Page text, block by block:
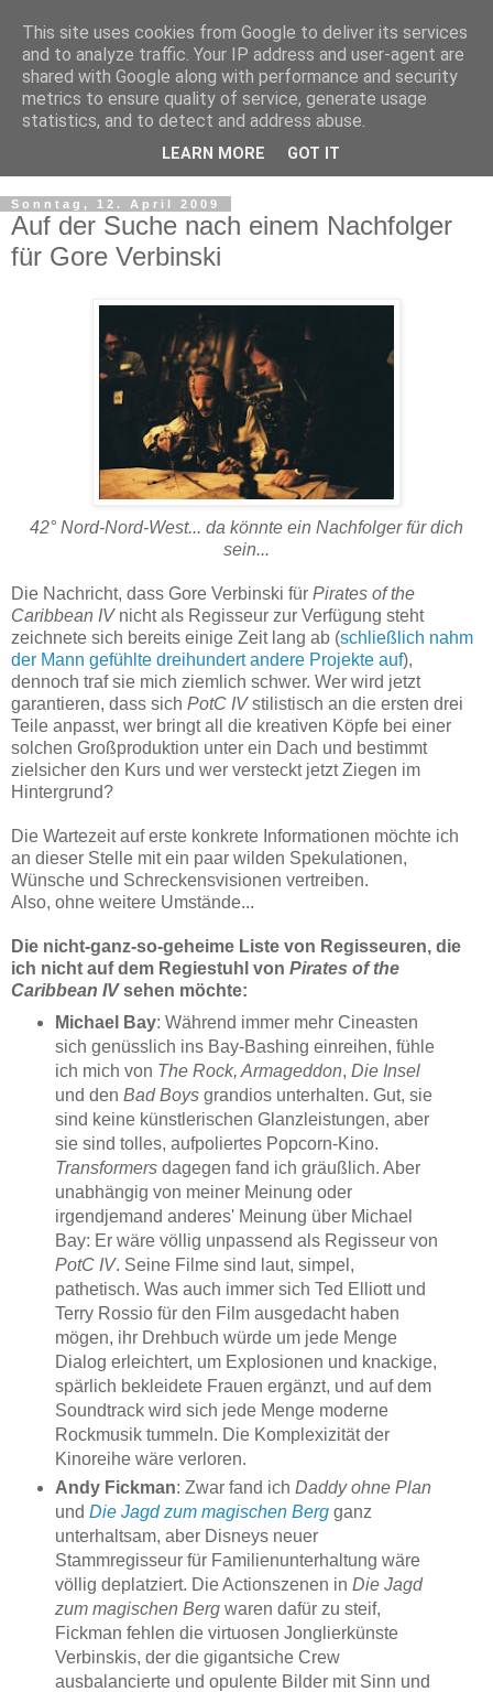
Sonntag, 12. April 2009
Auf der Suche nach einem Nachfolger
für Gore Verbinski
42° Nord-Nord-West... da könnte ein Nachfolger für dich
sein...
Die Nachricht, dass Gore Verbinski für Pirates of the
Caribbean IVnicht als Regisseur zur Verfügung steht
zeichnete sich bereits einige Zeit lang ab (schließlich nahm
der Mann gefühlte dreihundert andere Projekte auf),
dennoch traf sie mich ziemlich schwer. Wer wird jetzt
garantieren, dass sich PotC IVstilistisch an die ersten drei
Teile anpasst, wer bringt all die kreativen Köpfe bei einer
solchen Großproduktion unter ein Dach und bestimmt
zielsicher den Kurs und wer versteckt jetzt Ziegen im
Hintergrund?
Die Wartezeit auf erste konkrete Informationen möchte ich
an dieser Stelle mit ein paar wilden Spekulationen,
Wünsche und Schreckensvisionen vertreiben.
Also, ohne weitere Umstände...
Die nicht-ganz-so-geheime Liste von Regisseuren, die
ich nicht auf dem Regiestuhl von Pirates of the
Caribbean IVsehen möchte:
Michael Bay: Während immer mehr Cineasten
sich genüsslich ins Bay-Bashing einreihen, fühle
ich mich von The Rock, Armageddon, Die Insel
und den Bad Boysgrandios unterhalten. Gut, sie
sind keine künstlerischen Glanzleistungen, aber
sie sind tolles, aufpoliertes Popcorn-Kino.
Transformersdagegen fand ich gräußlich. Aber
unabhängig von meiner Meinung oder
irgendjemand anderes' Meinung über Michael
Bay: Er wäre völlig unpassend als Regisseur von
PotC IV. Seine Filme sind laut, simpel,
pathetisch. Was auch immer sich Ted Elliott und
Terry Rossio für den Film ausgedacht haben
mögen, ihr Drehbuch würde um jede Menge
Dialog erleichtert, um Explosionen und knackige,
spärlich bekleidete Frauen ergänzt, und auf dem
Soundtrack wird sich jede Menge moderne
Rockmusik tummeln. Die Komplexizität der
Kinoreihe wäre verloren.
Andy Fickman: Zwar fand ich Daddy ohne Plan
und Die Jagd zum magischen Bergganz
unterhaltsam, aber Disneys neuer
Stammregisseur für Familienunterhaltung wäre
völlig deplatziert. Die Actionszenen in Die Jagd
zum magischen Bergwaren dafür zu steif,
Fickman fehlen die virtuosen Jonglierkünste
Verbinskis, der die gigantsiche Crew
ausbalancierte und opulente Bilder mit Sinn und
This site uses cookies from Google to deliver its services
and to analyze traffic. Your IP address and user-agent are
shared with Google along with performance and security
metrics to ensure quality of service, generate usage
statistics, and to detect and address abuse.
LEARN MORE GOT IT